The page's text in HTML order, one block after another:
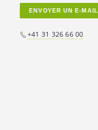
ENVOYER UN E-MAIL
+41 31 326 66 00